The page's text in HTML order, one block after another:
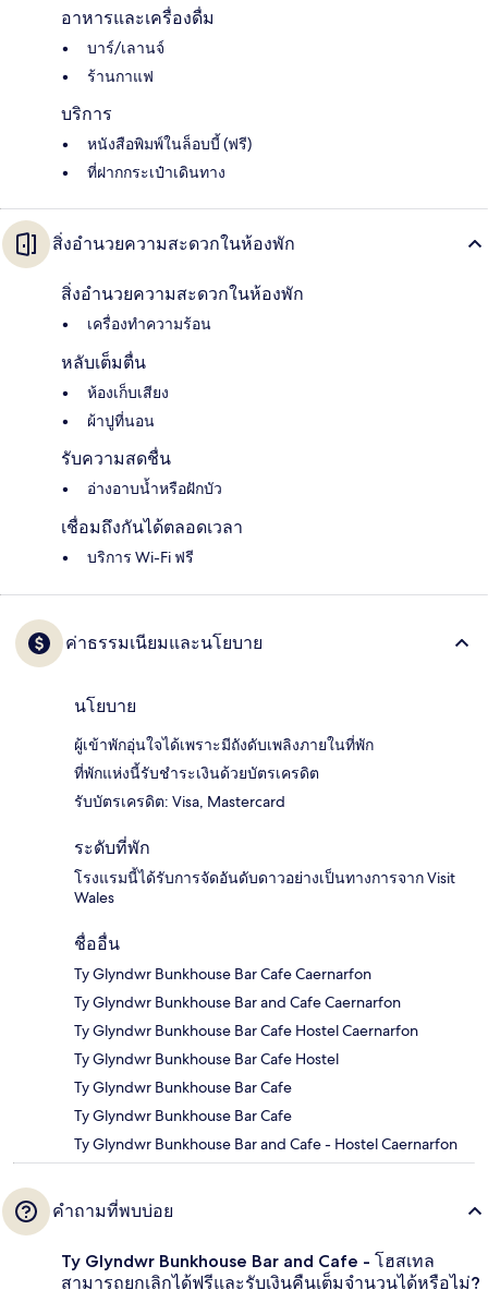
อาหารและเครื่องดื่ม
บาร์/เลานจ์
ร้านกาแฟ
บริการ
หนังสือพิมพ์ในล็อบบี้ (ฟรี)
ที่ฝากกระเป๋าเดินทาง
สิ่งอำนวยความสะดวกในห้องพัก
สิ่งอำนวยความสะดวกในห้องพัก
เครื่องทำความร้อน
หลับเต็มตื่น
ห้องเก็บเสียง
ผ้าปูที่นอน
รับความสดชื่น
อ่างอาบน้ำหรือฝักบัว
เชื่อมถึงกันได้ตลอดเวลา
บริการ Wi-Fi ฟรี
ค่าธรรมเนียมและนโยบาย
นโยบาย
ผู้เข้าพักอุ่นใจได้เพราะมีถังดับเพลิงภายในที่พัก
ที่พักแห่งนี้รับชำระเงินด้วยบัตรเครดิต
รับบัตรเครดิต: Visa, Mastercard
ระดับที่พัก
โรงแรมนี้ได้รับการจัดอันดับดาวอย่างเป็นทางการจาก Visit
Wales
ชื่ออื่น
Ty Glyndwr Bunkhouse Bar Cafe Caernarfon
Ty Glyndwr Bunkhouse Bar and Cafe Caernarfon
Ty Glyndwr Bunkhouse Bar Cafe Hostel Caernarfon
Ty Glyndwr Bunkhouse Bar Cafe Hostel
Ty Glyndwr Bunkhouse Bar Cafe
Ty Glyndwr Bunkhouse Bar Cafe
Ty Glyndwr Bunkhouse Bar and Cafe - Hostel Caernarfon
คำถามที่พบบ่อย
Ty Glyndwr Bunkhouse Bar and Cafe - โฮสเทล
สามารถยกเลิกได้ฟรีและรับเงินคืนเต็มจำนวนได้หรือไม่?